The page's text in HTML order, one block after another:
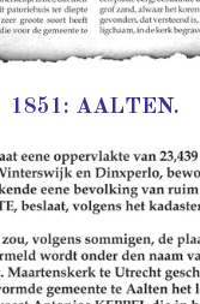
1851: AALTEN.